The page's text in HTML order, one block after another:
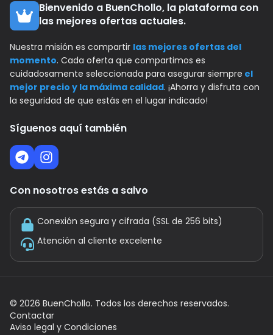
Bienvenido a BuenChollo, la plataforma con
las mejores ofertas actuales.
Nuestra misión es compartir las mejores ofertas del
momento. Cada oferta que compartimos es
cuidadosamente seleccionada para asegurar siempre el
mejor precio y la máxima calidad. ¡Ahorra y disfruta con
la seguridad de que estás en el lugar indicado!
Síguenos aquí también
Con nosotros estás a salvo
Conexión segura y cifrada (SSL de 256 bits)
Atención al cliente excelente
© 2026 BuenChollo. Todos los derechos reservados.
Contactar
Aviso legal y Condiciones